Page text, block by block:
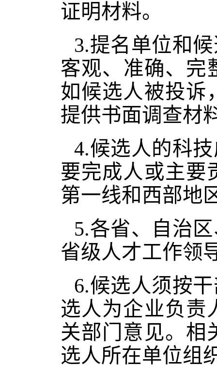
证明材料。
3.提名单位和
客观、准确、完
如候选人被投诉
提供书面调查材
4.候选人的科
要完成人或主要
第一线和西部地
5.各省、自治
省级人才工作领
6.候选人须按
选人为企业负责
关部门意见。相
选人所在单位组